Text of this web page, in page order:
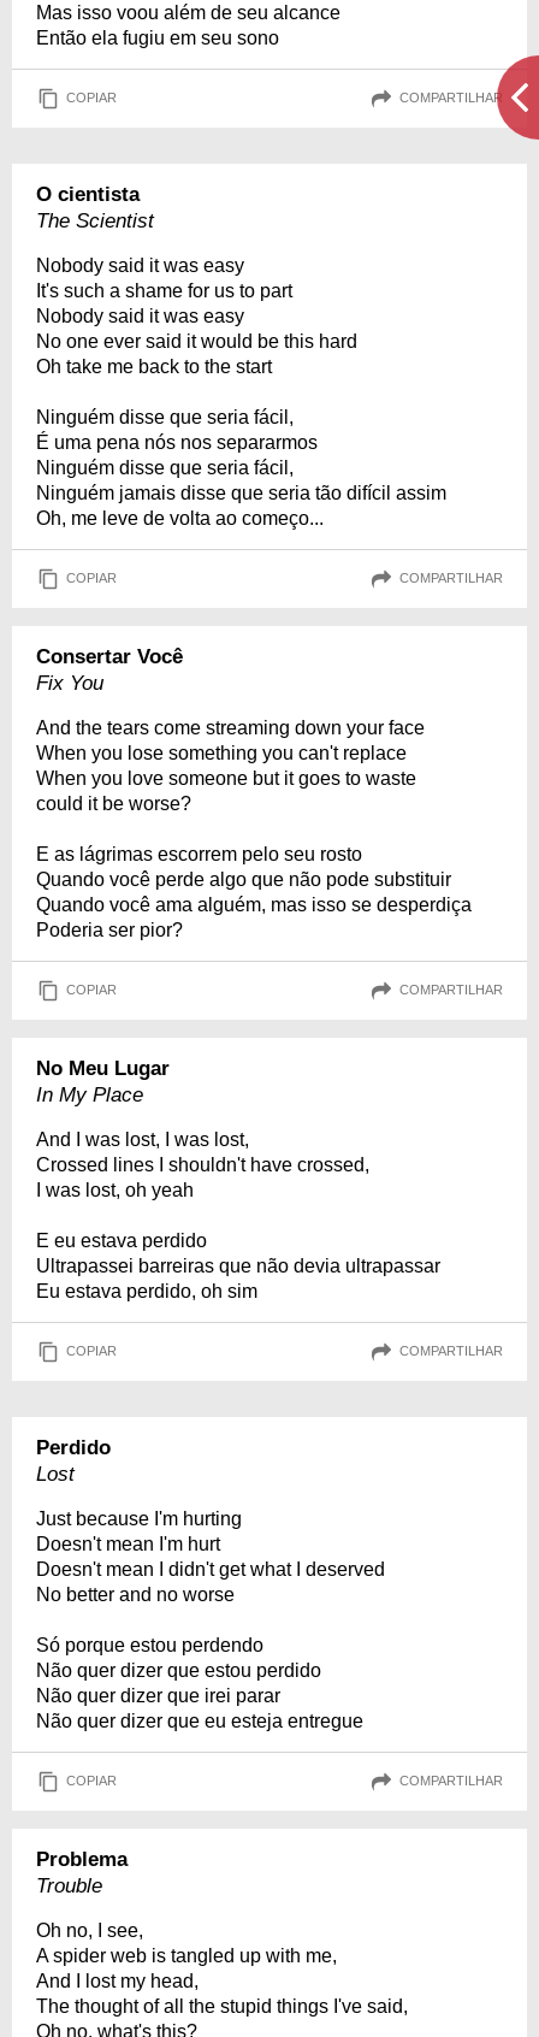
Mas isso voou além de seu alcance
Então ela fugiu em seu sono
COPIAR COMPARTILHAR
O cientista
The Scientist
Nobody said it was easy
It's such a shame for us to part
Nobody said it was easy
No one ever said it would be this hard
Oh take me back to the start
Ninguém disse que seria fácil,
É uma pena nós nos separarmos
Ninguém disse que seria fácil,
Ninguém jamais disse que seria tão difícil assim
Oh, me leve de volta ao começo...
COPIAR COMPARTILHAR
Consertar Você
Fix You
And the tears come streaming down your face
When you lose something you can't replace
When you love someone but it goes to waste
could it be worse?
E as lágrimas escorrem pelo seu rosto
Quando você perde algo que não pode substituir
Quando você ama alguém, mas isso se desperdiça
Poderia ser pior?
COPIAR COMPARTILHAR
No Meu Lugar
In My Place
And I was lost, I was lost,
Crossed lines I shouldn't have crossed,
I was lost, oh yeah
E eu estava perdido
Ultrapassei barreiras que não devia ultrapassar
Eu estava perdido, oh sim
COPIAR COMPARTILHAR
Perdido
Lost
Just because I'm hurting
Doesn't mean I'm hurt
Doesn't mean I didn't get what I deserved
No better and no worse
Só porque estou perdendo
Não quer dizer que estou perdido
Não quer dizer que irei parar
Não quer dizer que eu esteja entregue
COPIAR COMPARTILHAR
Problema
Trouble
Oh no, I see,
A spider web is tangled up with me,
And I lost my head,
The thought of all the stupid things I've said,
Oh no, what's this?